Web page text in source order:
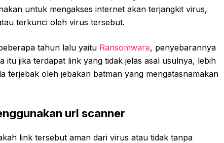
untuk mengakses internet akan terjangkit virus,
terkunci oleh virus tersebut.
tahun lalu yaitu Ransomware, penyebarannya
itu jika terdapat link yang tidak jelas asal usulnya, lebih
terjebak oleh jebakan batman yang mengatasnamakan
url scanner
link tersebut aman dari virus atau tidak tanpa